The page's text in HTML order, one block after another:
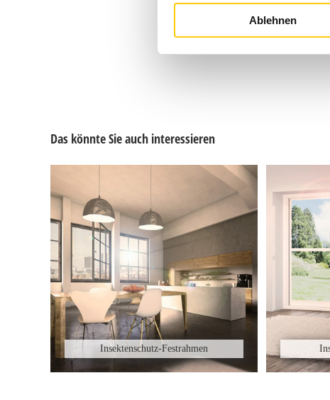
Ablehnen
Das könnte Sie auch interessieren
Insektenschutz-Festrahmen